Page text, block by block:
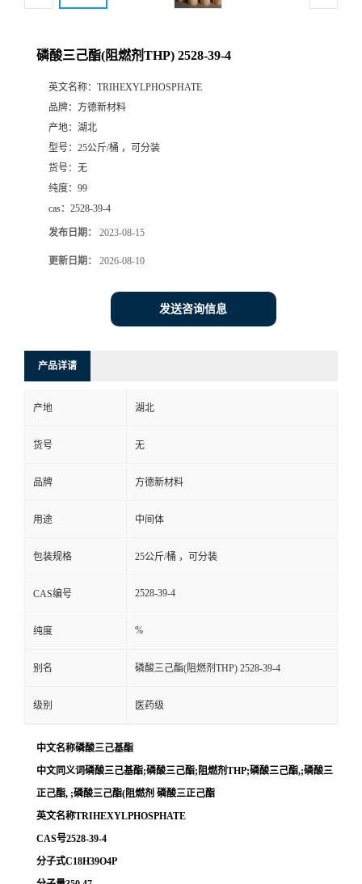
磷酸三己酯(阻燃剂THP) 2528-39-4
英文名称： TRIHEXYLPHOSPHATE
品牌： 方德新材料
产地： 湖北
型号： 25公斤/桶 ，可分装
货号： 无
纯度： 99
cas： 2528-39-4
发布日期： 2023-08-15
更新日期： 2026-08-10
发送咨询信息
产品详请
产地 湖北
货号 无
品牌 方德新材料
用途 中间体
包装规格 25公斤/桶 ，可分装
CAS编号 2528-39-4
纯度 %
别名 磷酸三己酯(阻燃剂THP) 2528-39-4
级别 医药级
中文名称磷酸三己基酯
中文同义词磷酸三己基酯;磷酸三己酯;阻燃剂THP;磷酸三己酯,;磷酸三
正己酯, ;磷酸三己酯(阻燃剂 磷酸三正己酯
英文名称TRIHEXYLPHOSPHATE
CAS号2528-39-4
分子式C18H39O4P